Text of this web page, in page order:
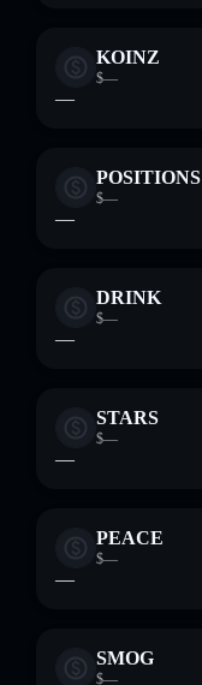
KOINZ
$—
—
POSITIONS
$—
—
DRINK
$—
—
STARS
$—
—
PEACE
$—
—
SMOG
$—